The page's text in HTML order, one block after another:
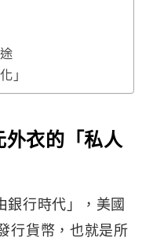
」
衣的「私人
行時代」，美國
行貨幣，也就是所